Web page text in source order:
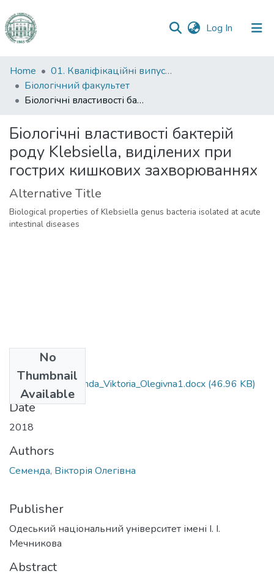
Log In (current)
Communities
&
Collections
Statistics
Home
01. Кваліфікаційні випускні роботи здобувачів вищої освіти
Біологічний факультет
Біологічні властивості бактерій роду Klebsiella, виділених при гострих кишкових захворюваннях
Біологічні властивості бактерій
роду Klebsiella, виділених при
гострих кишкових захворюваннях
Alternative Title
Biological properties of Klebsiella genus bacteria isolated at acute
intestinal diseases
No
Thumbnail
Available
6.040102_Semenda_Viktoria_Olegivna1.docx (46.96 KB)
Date
2018
Authors
Семенда, Вікторія Олегівна
Publisher
Одеський національний університет імені І. І.
Мечникова
Abstract